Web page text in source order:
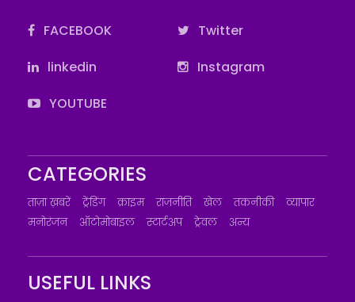
FACEBOOK
Twitter
linkedin
Instagram
YOUTUBE
CATEGORIES
ताज़ा ख़बरें ट्रेंडिंग क्राइम राजनीति खेल तकनीकी
व्यापार
मनोरंजन
ऑटोमोबाइल स्टार्टअप ट्रेवल अन्य
USEFUL LINKS